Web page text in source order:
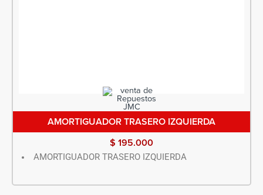
AMORTIGUADOR TRASERO IZQUIERDA
$ 195.000
AMORTIGUADOR TRASERO IZQUIERDA